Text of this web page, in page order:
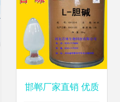
邯郸厂家直销 优质